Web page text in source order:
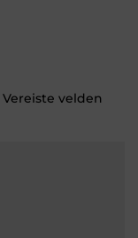
Vereiste velden